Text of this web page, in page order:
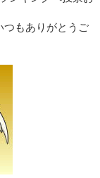
つもありがとうご